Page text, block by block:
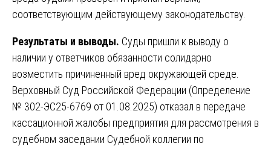
соответствующим действующему законодательству.
Результаты и выводы. Суды пришли к выводу о
наличии у ответчиков обязанности солидарно
возместить причиненный вред окружающей среде.
Верховный Суд Российской Федерации (Определение
№ 302-ЭС25-6769 от 01.08.2025) отказал в передаче
кассационной жалобы предприятия для рассмотрения в
судебном заседании Судебной коллегии по